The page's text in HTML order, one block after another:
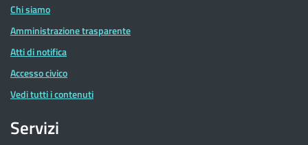
Chi siamo
Amministrazione trasparente
Atti di notifica
Accesso civico
Vedi tutti i contenuti
Servizi